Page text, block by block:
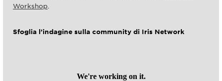
Workshop
Sfoglia l’indagine sulla community di Iris Network